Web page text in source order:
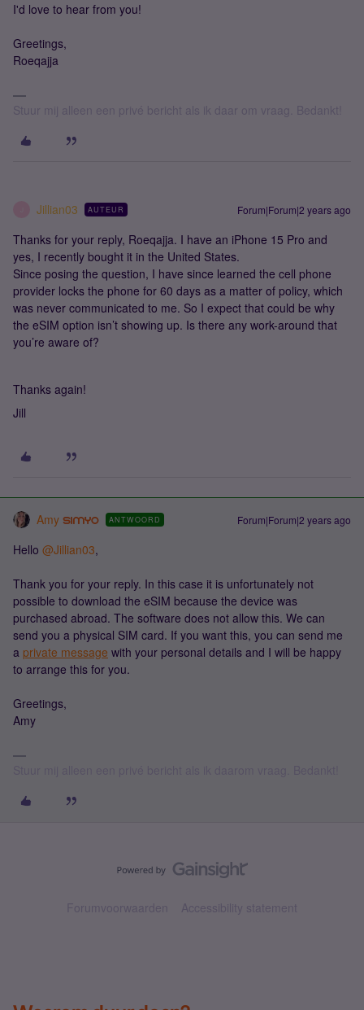
I'd love to hear from you!
Greetings,
Roeqajja
Stuur mij alleen een privé bericht als ik daar om vraag. Bedankt!
Jillian03 AUTEUR Forum|Forum|2 years ago
Thanks for your reply, Roeqajja. I have an iPhone 15 Pro and
yes, I recently bought it in the United States.
Since posing the question, I have since learned the cell phone
provider locks the phone for 60 days as a matter of policy, which
was never communicated to me. So I expect that could be why
the eSIM option isn’t showing up. Is there any work-around that
you’re aware of?
Thanks again!
Jill
Amy ANTWOORD Forum|Forum|2 years ago
Hello @Jillian03,
Thank you for your reply. In this case it is unfortunately not
possible to download the eSIM because the device was
purchased abroad. The software does not allow this. We can
send you a physical SIM card. If you want this, you can send me
a private message with your personal details and I will be happy
to arrange this for you.
Greetings,
Amy
Forumvoorwaarden Accessibility statement